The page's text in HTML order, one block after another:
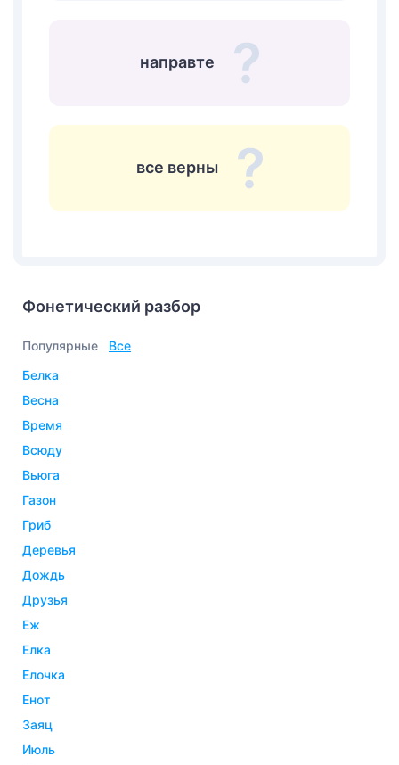
направте
все верны
Фонетический разбор
Популярные
Все
белка
весна
время
всюду
вьюга
газон
гриб
деревья
дождь
друзья
еж
елка
елочка
енот
заяц
июль